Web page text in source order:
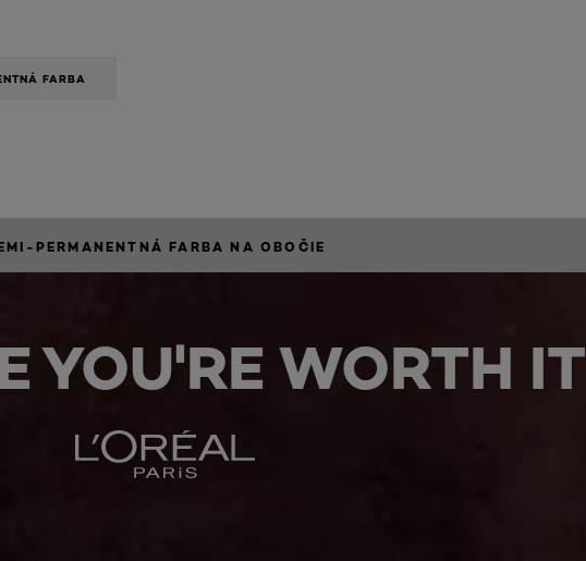
FARBA
PERMANENTNÁ FARBA NA OBOČIE
YOU'RE WORTH IT